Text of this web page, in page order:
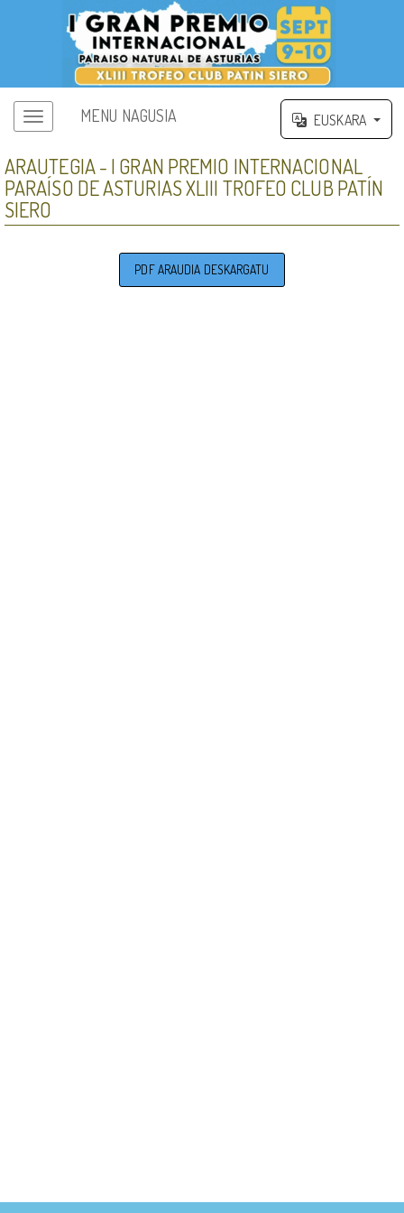
MENU NAGUSIA EUSKARA
ARAUTEGIA - I GRAN PREMIO INTERNACIONAL
PARAÍSO DE ASTURIAS XLIII TROFEO CLUB PATÍN
SIERO
PDF ARAUDIA DESKARGATU